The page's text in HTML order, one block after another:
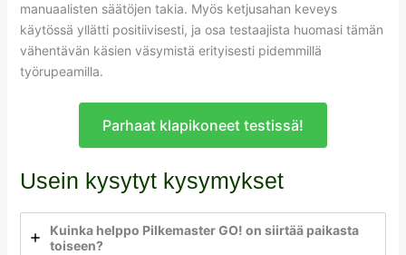
manuaalisten säätöjen takia. Myös ketjusahan keveys
käytössä yllätti positiivisesti, ja osa testaajista huomasi tämän
vähentävän käsien väsymistä erityisesti pidemmillä
työrupeamilla.
Parhaat klapikoneet testissä!
Usein kysytyt kysymykset
Kuinka helppo Pilkemaster GO! on siirtää paikasta
toiseen?